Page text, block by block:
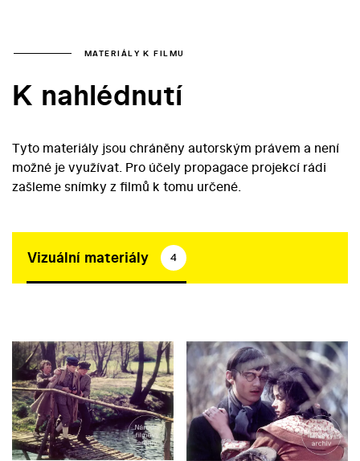
MATERIÁLY K FILMU
K nahlédnutí
Tyto materiály jsou chráněny autorským právem a není
možné je využívat. Pro účely propagace projekcí rádi
zašleme snímky z filmů k tomu určené.
Vizuální materiály 4